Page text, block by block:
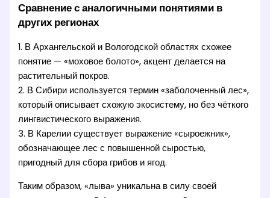
Сравнение с аналогичными понятиями в
других регионах
1. В Архангельской и Вологодской областях схожее
понятие — «моховое болото», акцент делается на
растительный покров.
2. В Сибири используется термин «заболоченный лес»,
который описывает схожую экосистему, но без чёткого
лингвистического выражения.
3. В Карелии существует выражение «сыроежник»,
обозначающее лес с повышенной сыростью,
пригодный для сбора грибов и ягод.
Таким образом, «лыва» уникальна в силу своей